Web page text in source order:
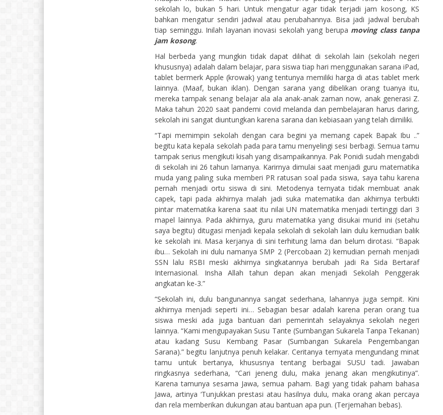
sekolah lo, bukan 5 hari. Untuk mengatur agar tidak terjadi jam kosong, KS
bahkan mengatur sendiri jadwal atau perubahannya. Bisa jadi jadwal berubah
tiap seminggu. Inilah layanan inovasi sekolah yang berupa moving class tanpa
jam kosong.
Hal berbeda yang mungkin tidak dapat dilihat di sekolah lain (sekolah negeri
khususnya) adalah dalam belajar, para siswa tiap hari menggunakan sarana iPad,
tablet bermerk Apple (krowak) yang tentunya memiliki harga di atas tablet merk
lainnya. (Maaf, bukan iklan). Dengan sarana yang dibelikan orang tuanya itu,
mereka tampak senang belajar ala ala anak-anak zaman now, anak generasi Z.
Maka tahun 2020 saat pandemi covid melanda dan pembelajaran harus daring,
sekolah ini sangat diuntungkan karena sarana dan kebiasaan yang telah dimiliki.
“Tapi memimpin sekolah dengan cara begini ya memang capek Bapak Ibu ..”
begitu kata kepala sekolah pada para tamu menyelingi sesi berbagi. Semua tamu
tampak serius mengikuti kisah yang disampaikannya. Pak Ponidi sudah mengabdi
di sekolah ini 26 tahun lamanya. Karirnya dimulai saat menjadi guru matematika
muda yang paling suka memberi PR ratusan soal pada siswa, saya tahu karena
pernah menjadi ortu siswa di sini. Metodenya ternyata tidak membuat anak
capek, tapi pada akhirnya malah jadi suka matematika dan akhirnya terbukti
pintar matematika karena saat itu nilai UN matematika menjadi tertinggi dari 3
mapel lainnya. Pada akhirnya, guru matematika yang disukai murid ini (setahu
saya begitu) ditugasi menjadi kepala sekolah di sekolah lain dulu kemudian balik
ke sekolah ini. Masa kerjanya di sini terhitung lama dan belum dirotasi. “Bapak
ibu… Sekolah ini dulu namanya SMP 2 (Percobaan 2) kemudian pernah menjadi
SSN lalu RSBI meski akhirnya singkatannya berubah jadi Ra Sida Bertaraf
Internasional. Insha Allah tahun depan akan menjadi Sekolah Penggerak
angkatan ke-3.”
“Sekolah ini, dulu bangunannya sangat sederhana, lahannya juga sempit. Kini
akhirnya menjadi seperti ini… Sebagian besar adalah karena peran orang tua
siswa meski ada juga bantuan dari pemerintah selayaknya sekolah negeri
lainnya. “Kami mengupayakan Susu Tante (Sumbangan Sukarela Tanpa Tekanan)
atau kadang Susu Kembang Pasar (Sumbangan Sukarela Pengembangan
Sarana).” begitu lanjutnya penuh kelakar. Ceritanya ternyata mengundang minat
tamu untuk bertanya, khususnya tentang berbagai SUSU tadi. Jawaban
ringkasnya sederhana, “Cari jeneng dulu, maka jenang akan mengikutinya”.
Karena tamunya sesama Jawa, semua paham. Bagi yang tidak paham bahasa
Jawa, artinya ‘Tunjukkan prestasi atau hasilnya dulu, maka orang akan percaya
dan rela memberikan dukungan atau bantuan apa pun. (Terjemahan bebas).